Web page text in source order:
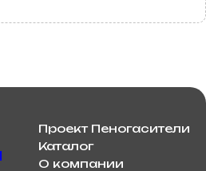
Проект Пеногасители
Каталог
О компании